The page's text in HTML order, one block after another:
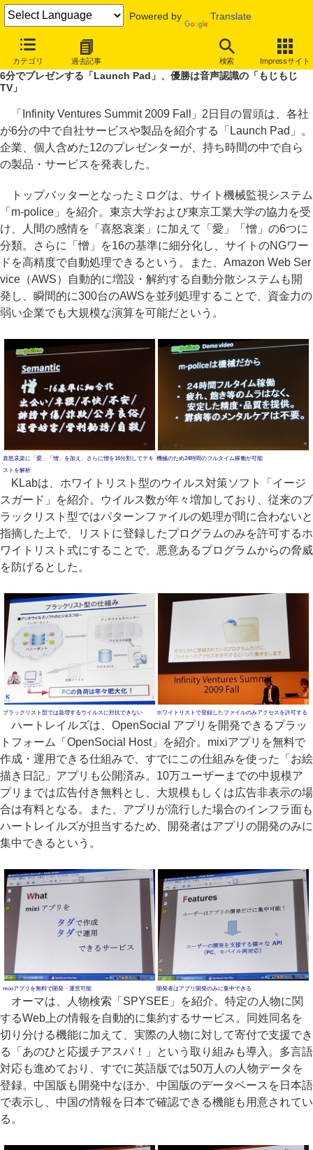
Powered by Translate
カテゴリ 過去記事 検索 Impressサイト
INTERNET Watch イベント
Infinity Ventures Summit
6分でプレゼンする「Launch Pad」、優勝は音声認識の「もじもじ
TV」
「Infinity Ventures Summit 2009 Fall」2日目の冒頭は、各社
が6分の中で自社サービスや製品を紹介する「Launch Pad」。
企業、個人含めた12のプレゼンターが、持ち時間の中で自ら
の製品・サービスを発表した。
トップバッターとなったミログは、サイト機械監視システム
「m-police」を紹介。東京大学および東京工業大学の協力を受
け、人間の感情を「喜怒哀楽」に加えて「愛」「憎」の6つに
分類。さらに「憎」を16の基準に細分化し、サイトのNGワー
ドを高精度で自動処理できるという。また、Amazon Web Ser
vice（AWS）自動的に増設・解約する自動分散システムも開
発し、瞬間的に300台のAWSを並列処理することで、資金力の
弱い企業でも大規模な演算を可能だという。
喜怒哀楽に「愛」「憎」を加え、さらに憎を16分割してテキ
ストを解析
機械のため24時間のフルタイム稼働が可能
KLabは、ホワイトリスト型のウイルス対策ソフト「イージ
スガード」を紹介。ウイルス数が年々増加しており、従来のブ
ラックリスト型ではパターンファイルの処理が間に合わないと
指摘した上で、リストに登録したプログラムのみを許可するホ
ワイトリスト式にすることで、悪意あるプログラムからの脅威
を防げるとした。
ブラックリスト型では急増するウイルスに対抗できない ホワイトリストで登録したファイルのみアクセスを許可する
ハートレイルズは、OpenSocial アプリを開発できるプラッ
トフォーム「OpenSocial Host」を紹介。mixiアプリを無料で
作成・運用できる仕組みで、すでにこの仕組みを使った「お絵
描き日記」アプリも公開済み。10万ユーザーまでの中規模ア
プリまでは広告付き無料とし、大規模もしくは広告非表示の場
合は有料となる。また、アプリが流行した場合のインフラ面も
ハートレイルズが担当するため、開発者はアプリの開発のみに
集中できるという。
mixiアプリを無料で開発・運営可能 開発者はアプリ開発のみに集中できる
オーマは、人物検索「SPYSEE」を紹介。特定の人物に関
するWeb上の情報を自動的に集約するサービス。同姓同名を
切り分ける機能に加えて、実際の人物に対して寄付で支援でき
る「あのひと応援チアスパ！」という取り組みも導入。多言語
対応も進めており、すでに英語版では50万人の人物データを
登録。中国版も開発中なほか、中国版のデータベースを日本語
で表示し、中国の情報を日本で確認できる機能も用意されてい
る。